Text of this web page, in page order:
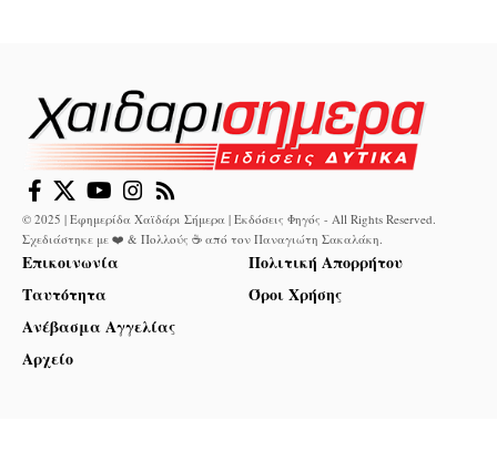
© 2025 | Εφημερίδα Χαϊδάρι Σήμερα | Εκδόσεις Φηγός - All Rights Reserved.
Σχεδιάστηκε με ❤️ & Πολλούς ☕ από τον Παναγιώτη Σακαλάκη.
Επικοινωνία
Ταυτότητα
Ανέβασμα Αγγελίας
Αρχείο
Πολιτική Απορρήτου
Όροι Χρήσης